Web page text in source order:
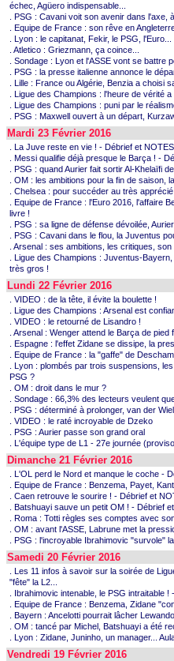
échec, Agüero indispensable...
. PSG : Cavani voit son avenir dans l'axe,
. Equipe de France : son rêve en
. Lyon : le capitanat, Fekir, le PSG,
. Atletico : Griezmann, ça coince...
. Sondage : Lyon et l'ASSE vont se battre
. PSG : la presse italienne annonce le
. Lille : France ou Algérie, Benzia a choisi
. Ligue des Champions : l'heure de vérité
. Ligue des Champions : puni par le
. PSG : Maxwell ouvert à un départ,
Mardi 23 Février 2016
. La Juve reste en vie ! - Débrief et
. Messi qualifie déjà presque le Barça ! -
. PSG : quand Aurier fait sortir Al-Khelaïfi
. OM : les ambitions pour la fin de saison,
. Chelsea : pour succéder au très
. Equipe de France : l'Euro 2016, l'affaire
livre !
. PSG : sa ligne de défense dévoilée,
. PSG : Cavani dans le flou, la Juventus
. Arsenal : ses ambitions, les critiques,
. Ligue des Champions : Juventus-
très gros !
Lundi 22 Février 2016
. VIDEO : de la tête, il évite la boulette !
. Ligue des Champions : Arsenal est
. VIDEO : le retourné de Lisandro !
. Arsenal : Wenger attend le Barça de pied
. Espagne : l'effet Zidane se dissipe, la
. Equipe de France : la "gaffe" de
. Lyon : plombés par trois suspensions,
PSG ?
. OM : droit dans le mur ?
. Sondage : 66,3% des lecteurs veulent
. PSG : déterminé à prolonger, van der
. VIDEO : le raté incroyable de Dzeko
. PSG : Aurier passe son grand oral
. L'équipe type de L1 - 27e journée
Dimanche 21 Février 2016
. L'OL perd le Nord et manque le coche -
. Equipe de France : Benzema, Payet,
. Caen retrouve le sourire ! - Débrief et
. Batshuayi sauve un petit OM ! - Débrief
. Roma : Totti règles ses comptes avec
. OM : avant l'ASSE, Labrune met la
. PSG : l'incroyable Ibrahimovic "survole"
Samedi 20 Février 2016
. Les 11 infos à savoir sur la soirée de
"fête" la L2...
. Ibrahimovic intenable, le PSG
. Equipe de France : Benzema, Zidane
. Bayern : Ancelotti pourrait lâcher
. OM : tancé par Michel, Batshuayi a été
. Lyon : Zidane, Juninho, un manager...
Vendredi 19 Février 2016